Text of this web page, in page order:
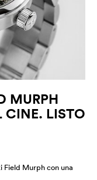
MURPH
CINE. LISTO
Field Murph con una